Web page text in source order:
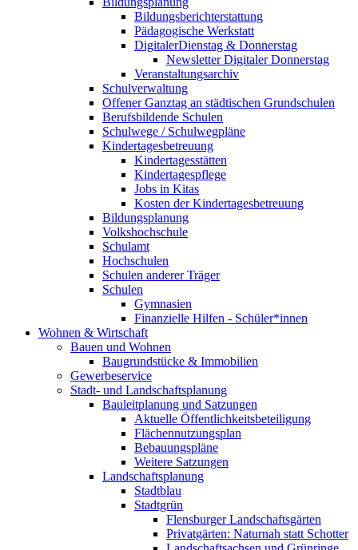
Bildungsberichterstattung
Pädagogische Werkstatt
DigitalerDienstag & Donnerstag
Newsletter Digitaler Donnerstag
Veranstaltungsarchiv
Schulverwaltung
Offener Ganztag an städtischen Grundschulen
Berufsbildende Schulen
Schulwege / Schulwegpläne
Kindertagesbetreuung
Kindertagesstätten
Kindertagespflege
Jobs in Kitas
Kosten der Kindertagesbetreuung
Bildungsplanung
Volkshochschule
Schulamt
Hochschulen
Schulen anderer Träger
Schulen
Gymnasien
Finanzielle Hilfen - Schüler*innen
Wohnen & Wirtschaft
Bauen und Wohnen
Baugrundstücke & Immobilien
Gewerbeservice
Stadt- und Landschaftsplanung
Bauleitplanung und Satzungen
Aktuelle Öffentlichkeitsbeteiligung
Flächennutzungsplan
Bebauungspläne
Weitere Satzungen
Landschaftsplanung
Stadtblau
Stadtgrün
Flensburger Landschaftsgärten
Privatgärten: Naturnah statt Schotter